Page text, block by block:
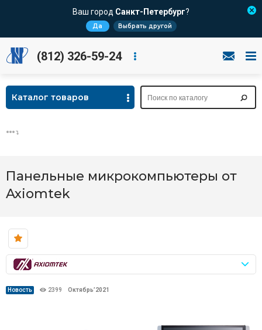
Ваш город Санкт-Петербург?
Да Выбрать другой
(812) 326-59-24
Каталог товаров
Панельные микрокомпьютеры от
Axiomtek
Новость 2399 Октябрь’2021